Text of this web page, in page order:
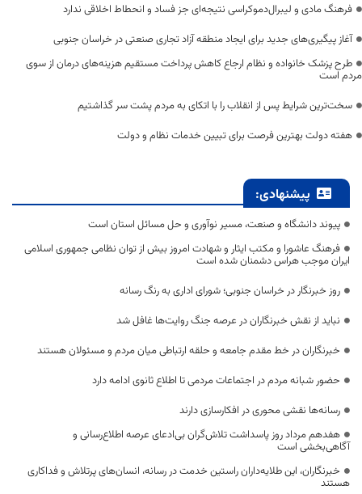
فرهنگ مادی و لیبرال‌دموکراسی نتیجه‌ای جز فساد و انحطاط اخلاقی ندارد
آغاز پیگیری‌های جدید برای ایجاد منطقه آزاد تجاری صنعتی در خراسان جنوبی
طرح پزشک خانواده و نظام ارجاع کاهش پرداخت مستقیم هزینه‌های درمان از سوی
مردم است
سخت‌ترین شرایط پس از انقلاب را با اتکای به مردم پشت سر گذاشتیم
هفته دولت بهترین فرصت برای تبیین خدمات نظام و دولت
پیشنهادی:
پیوند دانشگاه و صنعت، مسیر نوآوری و حل مسائل استان است
فرهنگ عاشورا و مکتب ایثار و شهادت امروز بیش از توان نظامی جمهوری اسلامی
ایران موجب هراس دشمنان شده است
روز خبرنگار در خراسان جنوبی؛ شورای اداری به رنگ رسانه
نباید از نقش خبرنگاران در عرصه جنگ روایت‌ها غافل شد
خبرنگاران در خط مقدم جامعه و حلقه ارتباطی میان مردم و مسئولان هستند
حضور شبانه مردم در اجتماعات مردمی تا اطلاع ثانوی ادامه دارد
رسانه‌ها نقشی محوری در افکارسازی دارند
هفدهم مرداد روز پاسداشت تلاش‌گران بی‌ادعای عرصه اطلاع‌رسانی و
آگاهی‌بخشی است
خبرنگاران، این طلایه‌داران راستین خدمت در رسانه، انسان‌های پرتلاش و فداکاری
هستند